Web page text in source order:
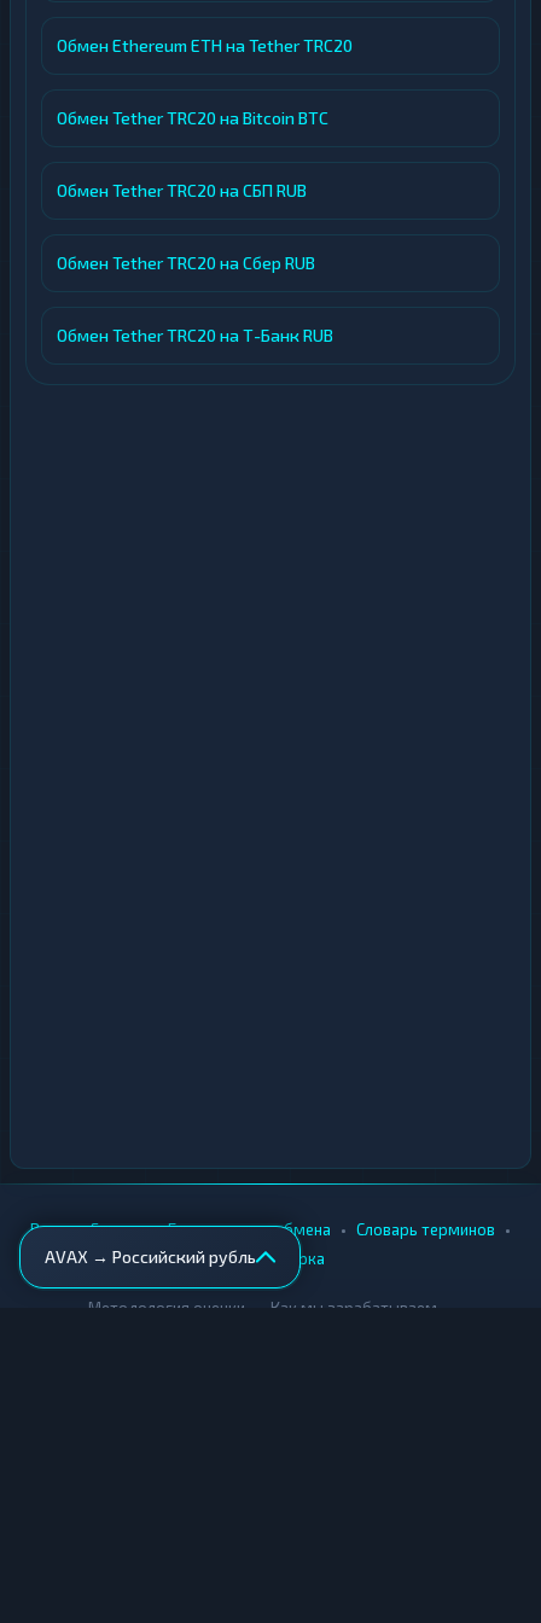
Обмен Ethereum ETH на Tether TRC20
Обмен Tether TRC20 на Bitcoin BTC
Обмен Tether TRC20 на СБП RUB
Обмен Tether TRC20 на Сбер RUB
Обмен Tether TRC20 на Т-Банк RUB
AVAX → Российский рубль
Вики • Города • Безопасность обмена • Словарь терминов •
AML-проверка
Методология оценки Как мы зарабатываем